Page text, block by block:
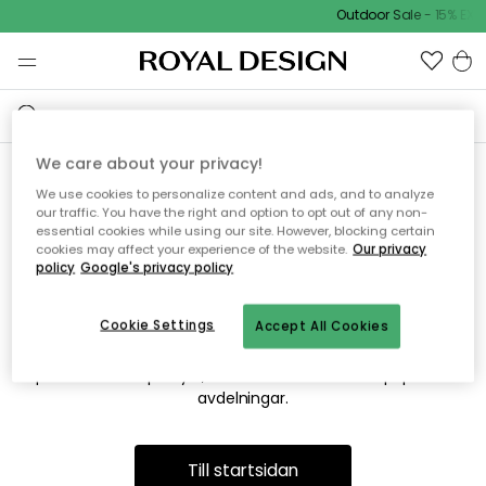
Outdoor Sale - 15%
Vi hittar tyvärr inte sidan du
söker
Detta kan bero på att sidan inte längre finns eller att den har
flyttats. Vi ber om ursäkt för besväret. I menyn ovan kan du
prova att söka på nytt, eller besöka en av våra populära
avdelningar.
Till startsidan
We care about your privacy!
We use cookies to personalize content and ads, and to analyze
our traffic. You have the right and option to opt out of any non-
essential cookies while using our site. However, blocking certain
cookies may affect your experience of the website. Our privacy
policy Google's privacy policy
Accept All Cookies
Cookie Settings